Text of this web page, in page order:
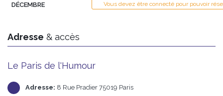
DÉCEMBRE
Vous devez être connecté pour pouvoir
Adresse & accès
Le Paris de l'Humour
Adresse: 8 Rue Pradier 75019 Paris